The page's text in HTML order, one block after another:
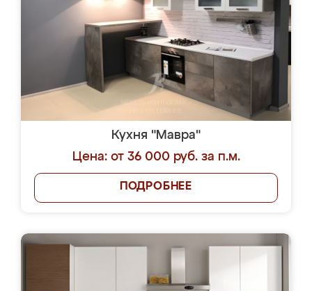
Кухня "Мавра"
Цена: от 36 000 руб. за п.м.
ПОДРОБНЕЕ